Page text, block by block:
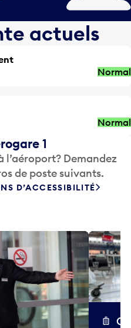
actuels
Normal
Normal
1
l’aéroport? Demandez
de poste suivants.
D’ACCESSIBILITÉ